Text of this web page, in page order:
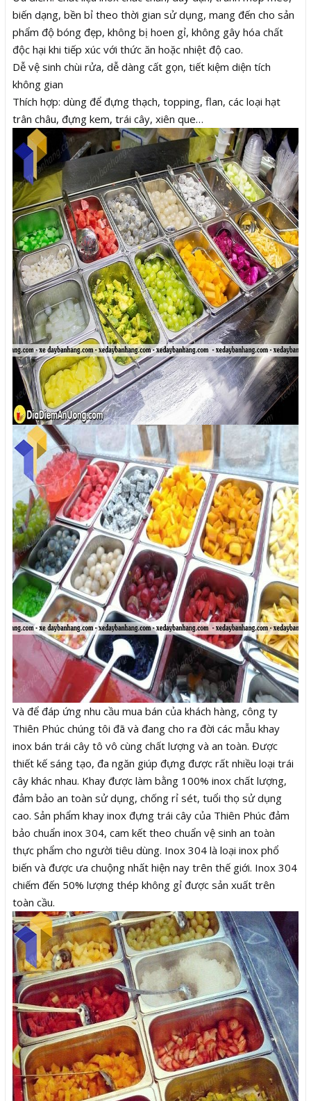
biến dạng, bền bỉ theo thời gian sử dụng, mang đến cho sản
phẩm độ bóng đẹp, không bị hoen gỉ, không gây hóa chất
độc hại khi tiếp xúc với thức ăn hoặc nhiệt độ cao.
Dễ vệ sinh chùi rửa, dễ dàng cất gọn, tiết kiệm diện tích
không gian
Thích hợp: dùng để đựng thạch, topping, flan, các loại hạt
trân châu, đựng kem, trái cây, xiên que…
Và để đáp ứng nhu cầu mua bán của khách hàng, công ty
Thiên Phúc chúng tôi đã và đang cho ra đời các mẫu khay
inox bán trái cây tô vô cùng chất lượng và an toàn. Được
thiết kế sáng tạo, đa ngăn giúp đựng được rất nhiều loại trái
cây khác nhau. Khay được làm bằng 100% inox chất lượng,
đảm bảo an toàn sử dụng, chống rỉ sét, tuổi thọ sử dụng
cao. Sản phẩm khay inox đựng trái cây của Thiên Phúc đảm
bảo chuẩn inox 304, cam kết theo chuẩn vệ sinh an toàn
thực phẩm cho người tiêu dùng. Inox 304 là loại inox phổ
biến và được ưa chuộng nhất hiện nay trên thế giới. Inox 304
chiếm đến 50% lượng thép không gỉ được sản xuất trên
toàn cầu.